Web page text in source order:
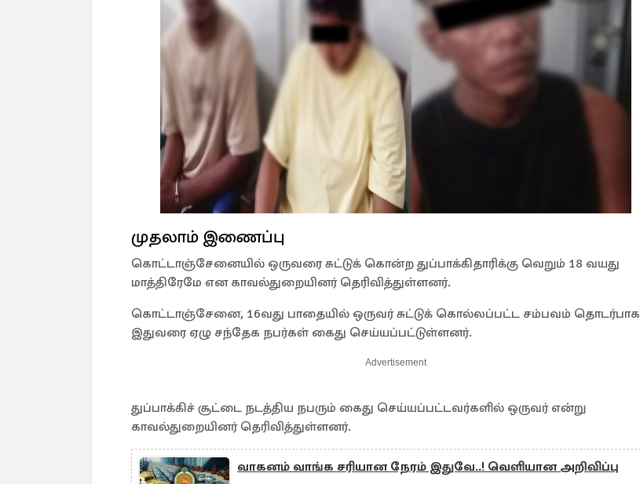
முதலாம் இணைப்பு
கொட்டாஞ்சேனையில் ஒருவரை சுட்டுக் கொன்ற துப்பாக்கிதாரிக்கு வெறும் 18 வயது
மாத்திரேமே என காவல்துறையினர் தெரிவித்துள்ளனர்.
கொட்டாஞ்சேனை, 16வது பாதையில் ஒருவர் சுட்டுக் கொல்லப்பட்ட சம்பவம் தொடர்பாக
இதுவரை ஏழு சந்தேக நபர்கள் கைது செய்யப்பட்டுள்ளனர்.
Advertisement
துப்பாக்கிச் சூட்டை நடத்திய நபரும் கைது செய்யப்பட்டவர்களில் ஒருவர் என்று
காவல்துறையினர் தெரிவித்துள்ளனர்.
வாகனம் வாங்க சரியான நேரம் இதுவே..! வெளியான அறிவிப்பு